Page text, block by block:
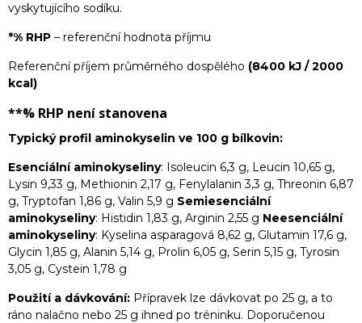
vyskytujícího sodíku.
*% RHP – referenční hodnota příjmu
Referenční příjem průměrného dospělého (8400 kJ / 2000
kcal)
**% RHP není stanovena
Typický profil aminokyselin ve 100 g bílkovin:
Esenciální aminokyseliny: Isoleucin 6,3 g, Leucin 10,65 g,
Lysin 9,33 g, Methionin 2,17 g, Fenylalanin 3,3 g, Threonin 6,87
g, Tryptofan 1,86 g, Valin 5,9 g Semiesenciální
aminokyseliny: Histidin 1,83 g, Arginin 2,55 g Neesenciální
aminokyseliny: Kyselina asparagová 8,62 g, Glutamin 17,6 g,
Glycin 1,85 g, Alanin 5,14 g, Prolin 6,05 g, Serin 5,15 g, Tyrosin
3,05 g, Cystein 1,78 g
Použití a dávkování: Přípravek lze dávkovat po 25 g, a to
ráno nalačno nebo 25 g ihned po tréninku. Doporučenou